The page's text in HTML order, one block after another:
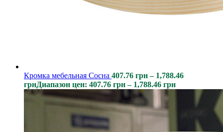
Кромка мебельная Сосна 407.76 грн – 1,788.46
грнДиапазон цен: 407.76 грн – 1,788.46 грн